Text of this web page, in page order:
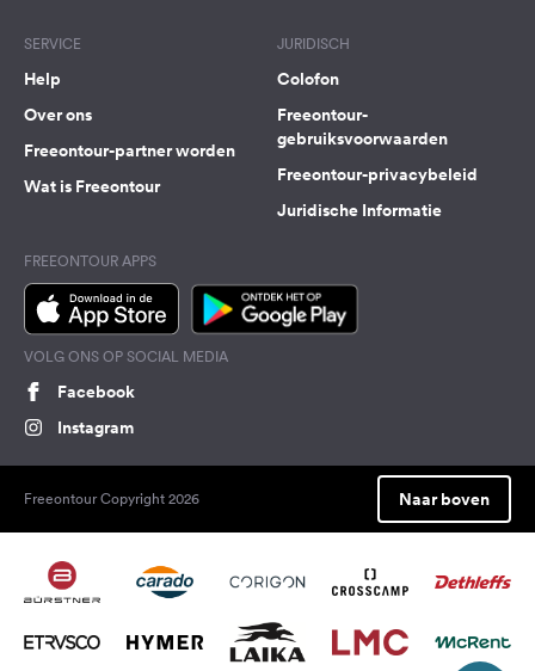
SERVICE
Help
Over ons
Freeontour-partner worden
Wat is Freeontour
JURIDISCH
Colofon
Freeontour-
gebruiksvoorwaarden
Freeontour-privacybeleid
Juridische Informatie
FREEONTOUR APPS
VOLG ONS OP SOCIAL MEDIA
Facebook
Instagram
Freeontour Copyright 2026 Naar boven